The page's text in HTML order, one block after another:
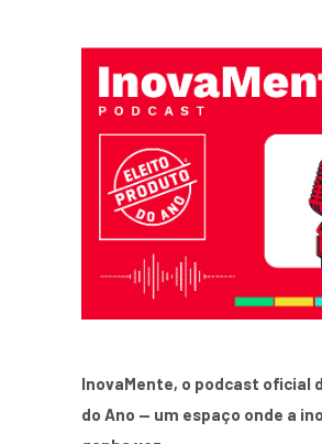
InovaMente, o podcast oficial
do Ano — um espaço onde a